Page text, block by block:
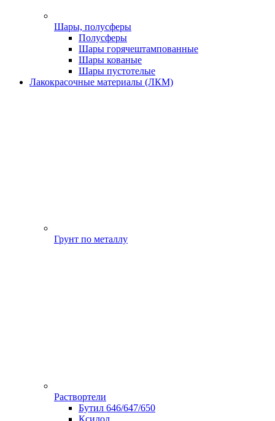
Шары, полусферы
Полусферы
Шары горячештампованные
Шары кованые
Шары пустотелые
Лакокрасочные материалы (ЛКМ)
Грунт по металлу
Раствортели
Бутил 646/647/650
Ксилол